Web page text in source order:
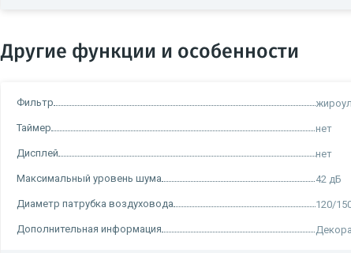
Другие функции и особенности
Фильтр
Таймер нет
Дисплей нет
Максимальный уровень шума 42 дБ
Диаметр патрубка воздуховода 120/
Дополнительная информация